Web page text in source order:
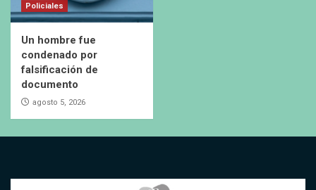
Policiales
Un hombre fue
condenado por
falsificación de
documento
agosto 5, 2026